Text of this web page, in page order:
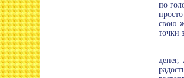
по
свою
точки